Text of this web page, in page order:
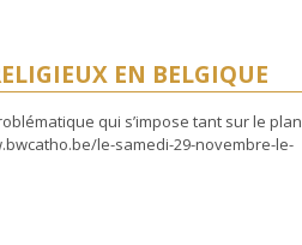
EN BELGIQUE
qui s’impose tant sur le plan
le-samedi-29-novembre-le-